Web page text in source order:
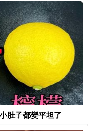
肚子都變平坦了